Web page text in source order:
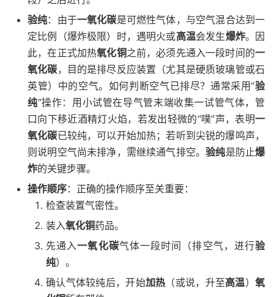
验纯：由于一氧化碳是可燃性气体，与空气混合达到一
定比例（爆炸极限）时，遇明火或高温会发生爆炸。因
此，在正式加热氧化铜之前，必须先通入一段时间的一
氧化碳，目的是排尽反应装置（尤其是硬质玻璃管或石
英管）中的空气。如何判断空气已排尽？通常采用“验
纯”操作：用小试管在导气管末端收集一试管气体，管
口向下移近酒精灯火焰，若发出轻微的“噗”声，表明一
氧化碳已较纯，可以开始加热；若听到尖锐的爆鸣声，
则说明空气尚未排净，需继续通气排空。验纯是防止爆
炸的关键步骤。
操作顺序：正确的操作顺序至关重要：
检查装置气密性。
装入氧化铜药品。
先通入一氧化碳气体一段时间（排空气，进行验
纯）。
确认气体较纯后，开始加热（或说，升至高温）氧